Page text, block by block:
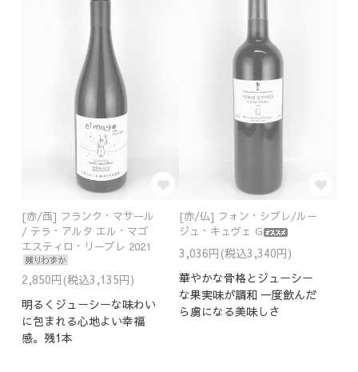
[赤/西] フランク・マサール
/ テラ・アルタ エル・マゴ
エスティロ・リーブレ 2021
2,850円(税込3,135円)
明るくジューシーな味わい
に包まれる心地よい幸福
感。残1本
[赤/仏] フォン・シプレ/ルー
ジュ・キュヴェ G
3,036円(税込3,340円)
華やかな骨格とジューシー
な果実味が調和 一度飲んだ
ら虜になる美味しさ